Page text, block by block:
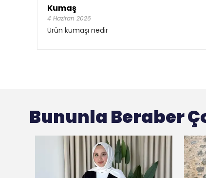
Kumaş
4 Haziran 2026
Ürün kumaşı nedir
Bununla Beraber